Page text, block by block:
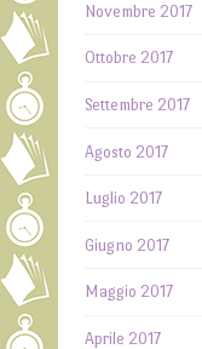
Novembre 2017
Ottobre 2017
Settembre 2017
Agosto 2017
Luglio 2017
Giugno 2017
Maggio 2017
Aprile 2017